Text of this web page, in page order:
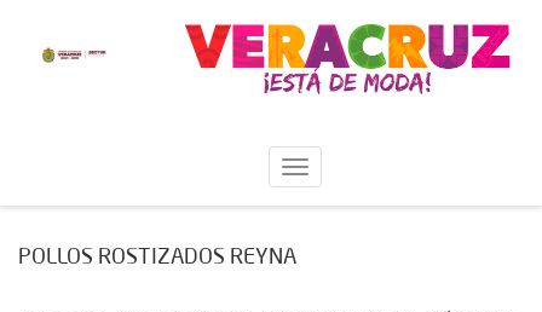
POLLOS ROSTIZADOS REYNA